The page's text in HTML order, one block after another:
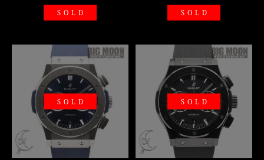
SOLD SOLD
SOLD SOLD